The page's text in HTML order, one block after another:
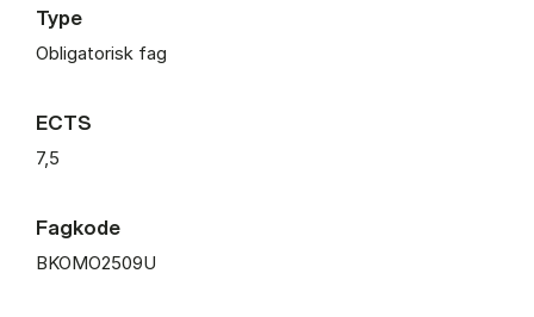
Type
Obligatorisk fag
ECTS
7,5
Fagkode
BKOMO2509U